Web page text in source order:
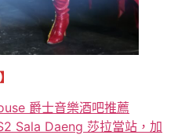
爵士音樂酒吧推薦
Sala Daeng 莎拉當站，加